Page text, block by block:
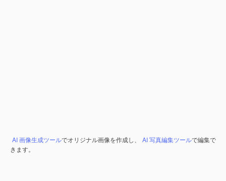
AI 画像生成ツールでオリジナル画像を作成し、 AI 写真編集ツールで編集で
きます。